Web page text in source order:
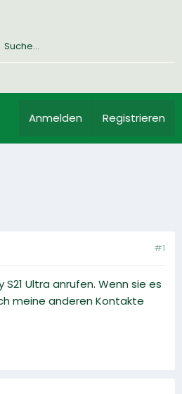
Anmelden Registrieren
#1
Ultra anrufen. Wenn sie es
meine anderen Kontakte